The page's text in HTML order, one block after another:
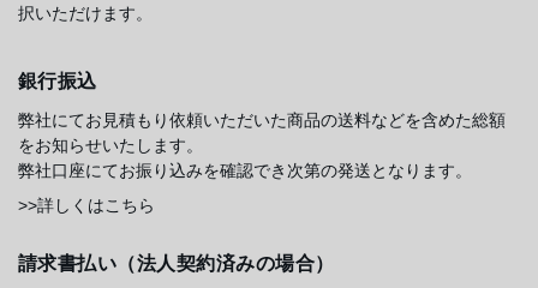
択いただけます。
銀行振込
弊社にてお見積もり依頼いただいた商品の送料などを含めた総額
をお知らせいたします。
弊社口座にてお振り込みを確認でき次第の発送となります。
>>詳しくはこちら
請求書払い（法人契約済みの場合）